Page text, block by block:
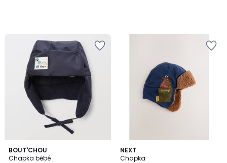
BOUT'CHOU
Chapka bébé
NEXT
Chapka